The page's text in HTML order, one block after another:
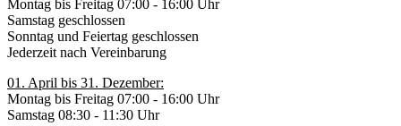
Montag bis Freitag 07:00 - 16:00 Uhr
Samstag geschlossen
Sonntag und Feiertag geschlossen
Jederzeit nach Vereinbarung
01. April bis 31. Dezember:
Montag bis Freitag 07:00 - 16:00 Uhr
Samstag 08:30 - 11:30 Uhr